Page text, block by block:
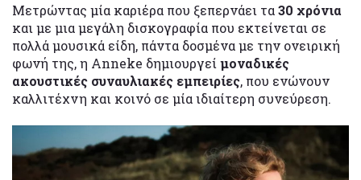
Μετρώντας μία καριέρα που ξεπερνάει τα30 χρόνια
και με μια μεγάλη δισκογραφία που εκτείνεται σε
πολλά μουσικά είδη, πάντα δοσμένα με την ονειρική
φωνή της, η Anneke δημιουργεί μοναδικές
ακουστικές συναυλιακές εμπειρίες, που ενώνουν
καλλιτέχνη και κοινό σε μία ιδιαίτερη συνεύρεση.